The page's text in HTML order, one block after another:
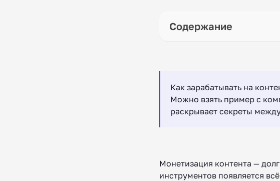
Как зарабатывать на
Можно взять пример с
раскрывает секреты
Монетизация контента —
инструментов появляется